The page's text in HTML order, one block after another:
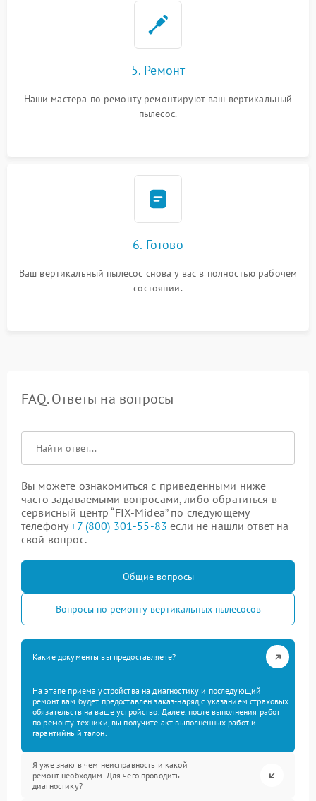
5. Ремонт
Наши мастера по ремонту ремонтируют ваш вертикальный
пылесос.
6. Готово
Ваш вертикальный пылесос снова у вас в полностью рабочем
состоянии.
FAQ. Ответы на вопросы
Вы можете ознакомиться с приведенными ниже
часто задаваемыми вопросами, либо обратиться в
сервисный центр “FIX-Midea” по следующему
телефону+7 (800) 301-55-83 если не нашли ответ на
свой вопрос.
Общие вопросы
Вопросы по ремонту вертикальных пылесосов
Какие документы вы предоставляете?
На этапе приема устройства на диагностику и последующий
ремонт вам будет предоставлен заказ-наряд с указанием страховых
обязательств на ваше устройство. Далее, после выполнения работ
по ремонту техники, вы получите акт выполненных работ и
гарантийный талон.
Я уже знаю в чем неисправность и какой
ремонт необходим. Для чего проводить
диагностику?